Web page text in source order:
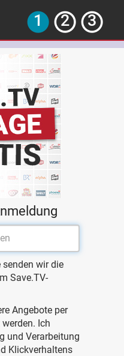
senden wir die
Save.TV-
Angebote per
Ich
und Verarbeitung
Klickverhaltens